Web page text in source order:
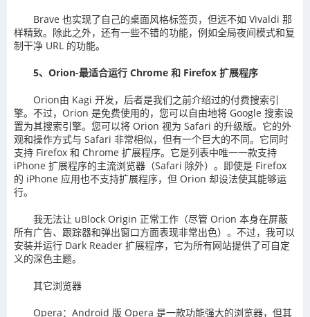
Brave 也实现了自己的桌面风格标签页，但远不如 Vivaldi 那
样精致。除此之外，还有一些不错的功能，例如全局夜间模式和复
制干净 URL 的功能。
5、Orion-最适合运行 Chrome 和 Firefox 扩展程序
Orion由 Kagi 开发，后者是我们之前介绍过的付费搜索引
擎。不过，Orion 是免费使用的，您可以自由地将 Google 搜索设
置为其搜索引擎。您可以将 Orion 视为 Safari 的升级版。它的外
观和操作方式与 Safari 非常相似，但有一个巨大的不同。它同时
支持 Firefox 和 Chrome 扩展程序。它是列表中唯一一款支持
iPhone 扩展程序的主流浏览器（Safari 除外）。即使是 Firefox
的 iPhone 应用也不支持扩展程序，但 Orion 却设法使其能够运
行。
我无法让 uBlock Origin 正常工作（尽管 Orion 本身在屏蔽
所有广告、跟踪器和弹出窗口方面表现非常出色）。不过，我可以
安装并运行 Dark Reader 扩展程序，它为所有网站提供了可自定
义的深色主题。
其它浏览器
Opera：Android 版 Opera 是一款功能强大的浏览器，但其